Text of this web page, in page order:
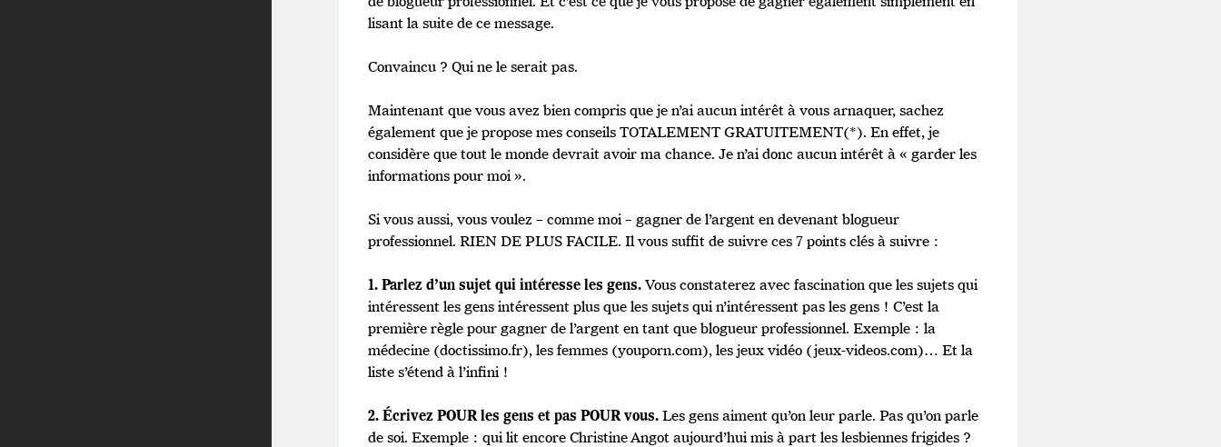
lisant la suite de ce message.
Convaincu ? Qui ne le serait pas.
Maintenant que vous avez bien compris que je n’ai aucun intérêt à vous arnaquer, sachez
également que je propose mes conseils TOTALEMENT GRATUITEMENT(*). En effet, je
considère que tout le monde devrait avoir ma chance. Je n’ai donc aucun intérêt à « garder les
informations pour moi ».
Si vous aussi, vous voulez – comme moi – gagner de l’argent en devenant blogueur
professionnel. RIEN DE PLUS FACILE. Il vous suffit de suivre ces 7 points clés à suivre :
1. Parlez d’un sujet qui intéresse les gens. Vous constaterez avec fascination que les sujets qui
intéressent les gens intéressent plus que les sujets qui n’intéressent pas les gens ! C’est la
première règle pour gagner de l’argent en tant que blogueur professionnel. Exemple : la
médecine (doctissimo.fr), les femmes (youporn.com), les jeux vidéo (jeux-videos.com)… Et la
liste s’étend à l’infini !
2. Écrivez POUR les gens et pas POUR vous. Les gens aiment qu’on leur parle. Pas qu’on parle
de soi. Exemple : qui lit encore Christine Angot aujourd’hui mis à part les lesbiennes frigides ?